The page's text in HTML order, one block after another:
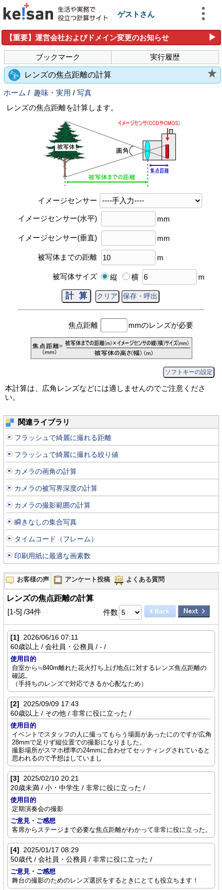
ゲストさん
【重要】運営会社およびドメイン変更のお知らせ ▶
ブックマーク 実行履歴
レンズの焦点距離の計算
ホーム / 趣味・実用 / 写真
レンズの焦点距離を計算します。
イメージセンサー
イメージセンサー(水平) mm
イメージセンサー(垂直) mm
被写体までの距離 m
被写体サイズ 縦 横 m
焦点距離 mmのレンズが必要
ソフトキーの設定
本計算は、広角レンズなどには適しませんのでご注意くださ
い。
関連ライブラリ
フラッシュで綺麗に撮れる距離
フラッシュで綺麗に撮れる絞り値
カメラの画角の計算
カメラの被写界深度の計算
カメラの撮影範囲の計算
瞬きなしの集合写真
タイムコード（フレーム）
印刷用紙に最適な画素数
お客様の声 アンケート投稿 よくある質問
レンズの焦点距離の計算
[1-5] /34件 件数
[1] 2026/06/16 07:11
60歳以上 / 会社員・公務員 / - /
使用目的
自室から≒840m離れた花火打ち上げ地点に対するレンズ焦点距離の
確認。
（手持ちのレンズで対応できるか心配なため）
[2] 2025/09/09 17:43
60歳以上 / その他 / 非常に役に立った /
使用目的
イベントでスタッフの人に撮ってもらう場面があったにのですが広角
28mmで足りず縦位置での撮影になりました。
撮影場所がスマホ標準の24mmに合わせてセッティングされていると
思われるので予想はしていまし
[3] 2025/02/10 20:21
20歳未満 / 小・中学生 / 非常に役に立った /
使用目的
定期演奏会の撮影
ご意見・ご感想
客席からステージまで必要な焦点距離がわかって非常に役に立った。
[4] 2025/01/17 08:29
50歳代 / 会社員・公務員 / 非常に役に立った /
ご意見・ご感想
舞台の撮影のためのレンズ選択をするときにとても役立ちます！